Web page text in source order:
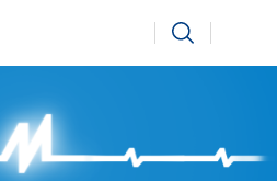
Suchen